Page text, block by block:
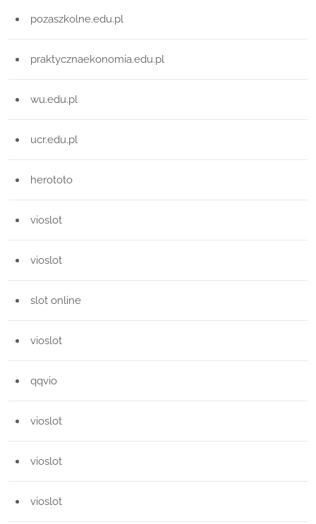
pozaszkolne.edu.pl
praktycznaekonomia.edu.pl
wu.edu.pl
ucr.edu.pl
herototo
vioslot
vioslot
slot online
vioslot
qqvio
vioslot
vioslot
vioslot